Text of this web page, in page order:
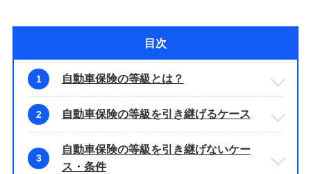
目次
1 自動車保険の等級とは？
2 自動車保険の等級を引き継げるケース
3
自動車保険の等級を引き継げないケー
ス・条件